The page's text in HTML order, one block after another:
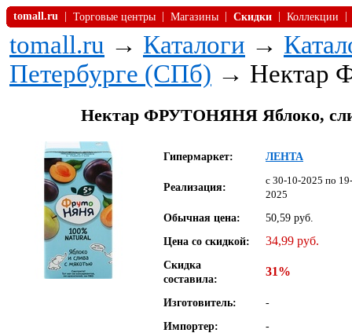
tomall.ru Торговые центры Магазины Скидки Коллекции
tomall.ru → Каталоги →
Петербурге (СПб) → Нектар
Нектар ФРУТОНЯНЯ Яблоко,
Гипермаркет: ЛЕНТА
Реализация:
c 30-10-2025 по
2025
Обычная цена:
50,59 руб.
Цена со скидкой:
34,99 руб.
Скидка
составила:
31%
Изготовитель:
-
Импортер:
-